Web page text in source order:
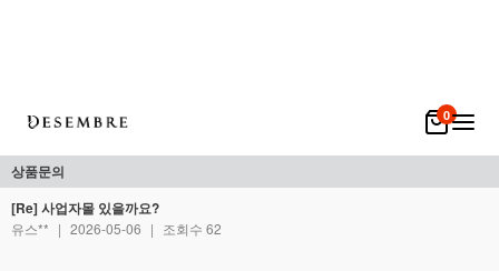
0
상품문의
[Re] 사업자몰 있을까요?
유스** | 2026-05-06 | 조회수 62